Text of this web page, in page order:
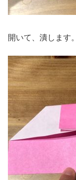
開いて、潰します。